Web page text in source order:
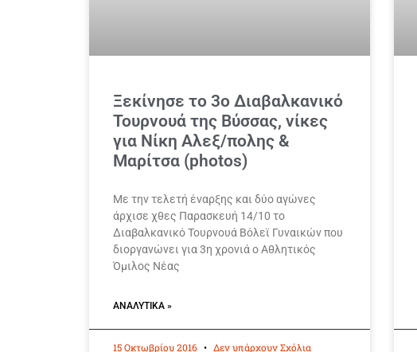
Ξεκίνησε το 3ο Διαβαλκανικό
Τουρνουά της Βύσσας, νίκες
για Νίκη Αλεξ/πολης &
Μαρίτσα (photos)
Με την τελετή έναρξης και δύο αγώνες
άρχισε χθες Παρασκευή 14/10 το
Διαβαλκανικό Τουρνουά Βόλεϊ Γυναικών που
διοργανώνει για 3η χρονιά ο Αθλητικός
Όμιλος Νέας
ΑΝΑΛΥΤΙΚΆ »
15 Οκτωβρίου 2016 Δεν υπάρχουν Σχόλια